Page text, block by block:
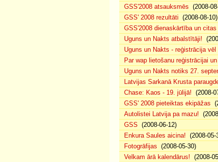
GSS'2008 atsauksmēs (2008-
GSS' 2008 rezultāti (2008-08-10)
GSS'2008 dienaskārtība un
Uguns un Nakts atbalstītāji!
Uguns un Nakts - reģistrācija
Par wap lietošanu reģistrācijai
Uguns un Nakts notiks 27.
Latvijas Sarkanā Krusta
Chase: Kaos - 19. jūlijā! (2008-
GSS' 2008 pieteiktas ekipāžas
Autolistei Latvija pa mazu!
GSS (2008-06-12)
Enkura Saules aicina! (2008-05-
Fotogrāfijas (2008-05-30)
Velkam ārā kalendārus! (2008-